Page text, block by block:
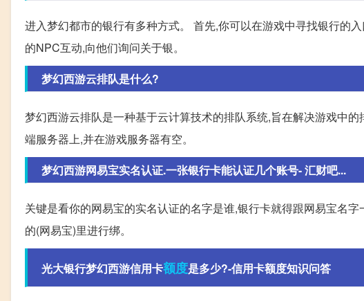
进入梦幻都市的银行有多种方式。 首先,你可以在游戏中寻找银行的
的NPC互动,向他们询问关于银。
梦幻西游云排队是什么?
梦幻西游云排队是一种基于云计算技术的排队系统,旨在解决游戏中
端服务器上,并在游戏服务器有空。
梦幻西游网易宝实名认证.一张银行卡能认证几个账号- 汇财吧...
关键是看你的网易宝的实名认证的名字是谁,银行卡就得跟网易宝名
的(网易宝)里进行绑。
光大银行梦幻西游信用卡额度是多少?-信用卡额度知识问答